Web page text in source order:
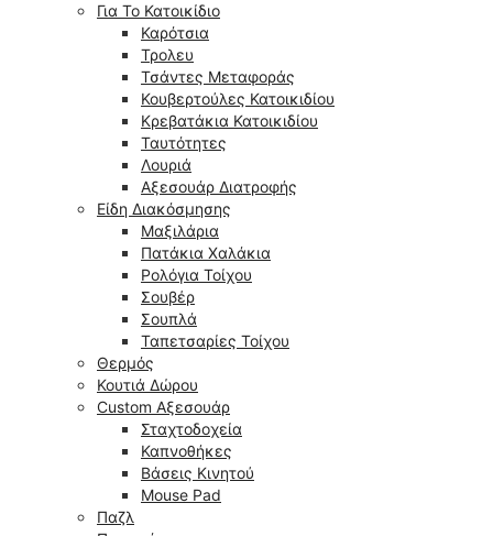
Για Το Κατοικίδιο
Καρότσια
Τρολευ
Τσάντες Μεταφοράς
Κουβερτούλες Κατοικιδίου
Κρεβατάκια Κατοικιδίου
Ταυτότητες
Λουριά
Αξεσουάρ Διατροφής
Είδη Διακόσμησης
Μαξιλάρια
Πατάκια Χαλάκια
Ρολόγια Τοίχου
Σουβέρ
Σουπλά
Ταπετσαρίες Τοίχου
Θερμός
Κουτιά Δώρου
Custom Αξεσουάρ
Σταχτοδοχεία
Καπνοθήκες
Βάσεις Κινητού
Mouse Pad
Παζλ